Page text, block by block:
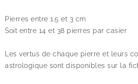
Pierres entre 1.5 et 3 cm
Soit entre 14 et 38 pierres par casier
Les vertus de chaque pierre et leurs
astrologique sont disponibles sur la